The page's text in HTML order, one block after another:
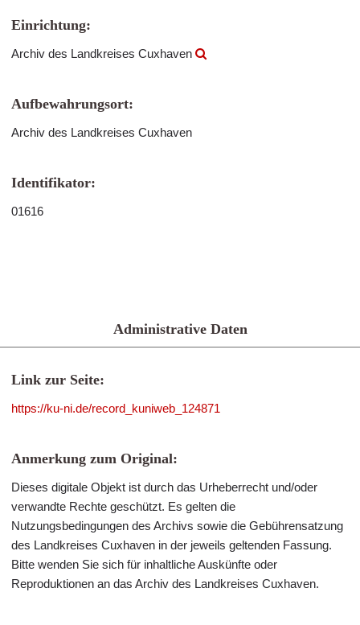
Einrichtung:
Archiv des Landkreises Cuxhaven
Aufbewahrungsort:
Archiv des Landkreises Cuxhaven
Identifikator:
01616
Administrative Daten
Link zur Seite:
https://ku-ni.de/record_kuniweb_124871
Anmerkung zum Original:
Dieses digitale Objekt ist durch das Urheberrecht und/oder
verwandte Rechte geschützt. Es gelten die
Nutzungsbedingungen des Archivs sowie die Gebührensatzung
des Landkreises Cuxhaven in der jeweils geltenden Fassung.
Bitte wenden Sie sich für inhaltliche Auskünfte oder
Reproduktionen an das Archiv des Landkreises Cuxhaven.